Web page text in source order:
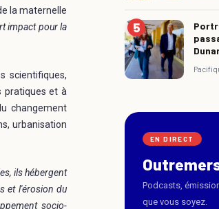
la maternelle
impact pour la
scientifiques,
pratiques et à
changement
urbanisation
ils hébergent
et l'érosion du
socio-
EN DIRECT
Podcasts,
que vous soyez.